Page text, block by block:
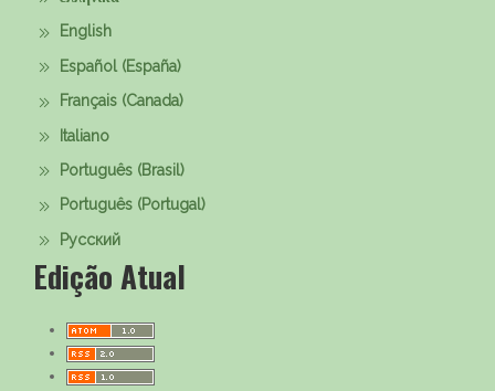
English
Español (España)
Français (Canada)
Italiano
Português (Brasil)
Português (Portugal)
Русский
Edição Atual